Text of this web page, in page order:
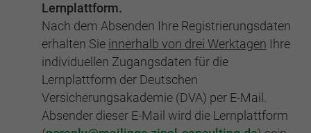
Lernplattform.
Nach dem Absenden Ihre Registrierungsdaten
erhalten Sie innerhalb von drei Werktagen Ihre
individuellen Zugangsdaten für die
Lernplattform der Deutschen
Versicherungsakademie (DVA) per E-Mail.
Absender dieser E-Mail wird die Lernplattform
Zweck
Dieses Cookie wird verwendet, um Ihre
Cookie-Einstellungen für diese Website zu
speichern.
SgCookieOptin.lastPreferences
Anbieter BWV Berlin Brandenburg
Anbieter Google Analytics
Laufzeit 2 Jahre
Zweck
Registriert eine eindeutige ID, die verwendet
wird, um statistische Daten dazu, wie der
Besucher die Website nutzt, zu generieren.